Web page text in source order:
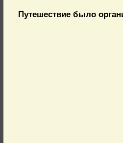
Путешествие было